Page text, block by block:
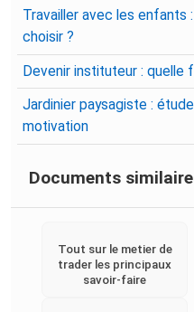
Travailler avec les enfants
choisir ?
Devenir instituteur :
Jardinier paysagiste :
motivation
Documents
Tout sur le metier de
trader les principaux
savoir-faire